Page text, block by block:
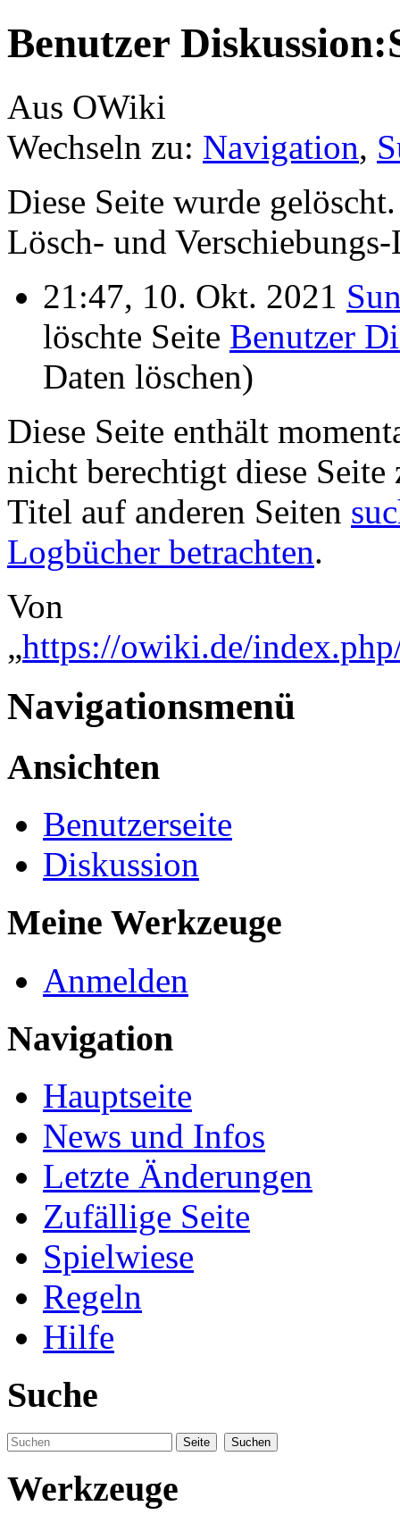
Benutzer
Aus OWiki
Wechseln zu: Navigation,
Diese Seite wurde
Lösch- und
21:47, 10. Okt. 2021
löschte Seite Benutzer
Daten löschen)
Diese Seite enthält
nicht berechtigt diese
Titel auf anderen Seiten
Logbücher betrachten.
Von
„https://owiki.de/
Navigationsmenü
Ansichten
Benutzerseite
Diskussion
Meine Werkzeuge
Anmelden
Navigation
Hauptseite
News und Infos
Letzte Änderungen
Zufällige Seite
Spielwiese
Regeln
Hilfe
Suche
Werkzeuge